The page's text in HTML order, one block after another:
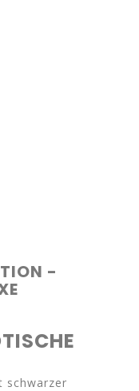
-
schwarzer